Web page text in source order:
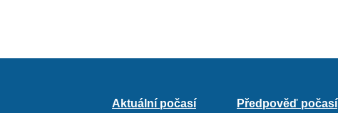
Aktuální počasí Předpověď počasí